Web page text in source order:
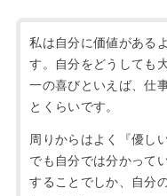
私は自分に価値がある
す。自分をどうしても
一の喜びといえば、仕
とくらいです。
周りからはよく『優し
でも自分では分かって
することでしか、自分